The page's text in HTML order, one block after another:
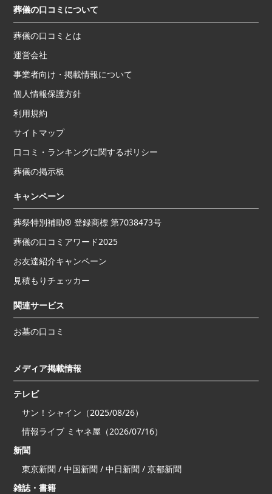
葬儀の口コミについて
葬儀の口コミとは
運営会社
事業者向け・掲載情報について
個人情報保護方針
利用規約
サイトマップ
口コミ・ランキングに関するポリシー
葬儀の掲示板
キャンペーン
葬祭特別補助® 登録商標 第7038473号
葬儀の口コミアワード2025
お友達紹介キャンペーン
見積もりチェッカー
関連サービス
お墓の口コミ
メディア掲載情報
テレビ
サン！シャイン（2025/08/26）
情報ライブ ミヤネ屋（2026/07/16）
新聞
東京新聞 / 中国新聞 / 中日新聞 / 京都新聞
雑誌・書籍